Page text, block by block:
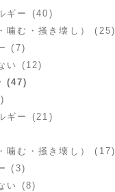
ギー (40)
噛む・掻き壊し） (25)
(7)
い (12)
(47)
ギー (21)
噛む・掻き壊し） (17)
(3)
い (8)